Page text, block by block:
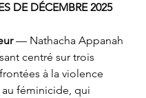
DE DÉCEMBRE 2025
— Nathacha Appanah
centré sur trois
à la violence
féminicide, qui